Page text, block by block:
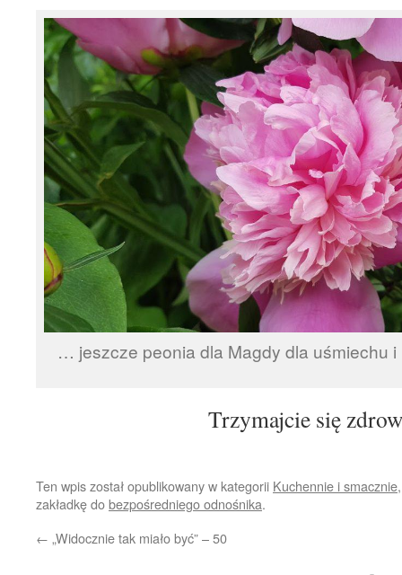
… jeszcze peonia dla Magdy dla uśmiechu
Trzymajcie się
Ten wpis został opublikowany w kategorii Kuchennie i smacznie
zakładkę dobezpośredniego odnośnika.
← „Widocznie tak miało być” – 50